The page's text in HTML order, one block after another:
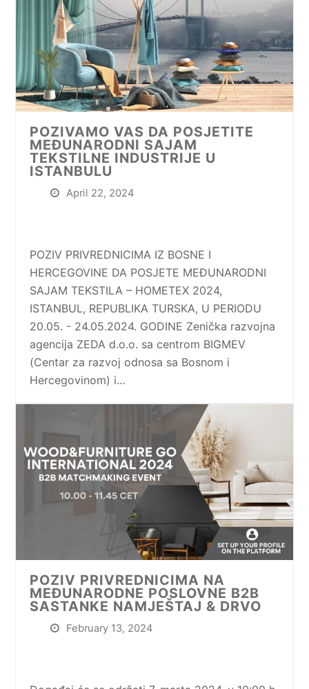
POZIVAMO VAS DA POSJETITE
MEĐUNARODNI SAJAM
TEKSTILNE INDUSTRIJE U
ISTANBULU
April 22, 2024
POZIV PRIVREDNICIMA IZ BOSNE I
HERCEGOVINE DA POSJETE MEĐUNARODNI
SAJAM TEKSTILA – HOMETEX 2024,
ISTANBUL, REPUBLIKA TURSKA, U PERIODU
20.05. - 24.05.2024. GODINE Zenička razvojna
agencija ZEDA d.o.o. sa centrom BIGMEV
(Centar za razvoj odnosa sa Bosnom i
Hercegovinom) i…
POZIV PRIVREDNICIMA NA
MEĐUNARODNE POSLOVNE B2B
SASTANKE NAMJEŠTAJ & DRVO
February 13, 2024